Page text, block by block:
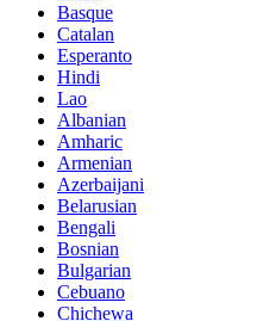
Basque
Catalan
Esperanto
Hindi
Lao
Albanian
Amharic
Armenian
Azerbaijani
Belarusian
Bengali
Bosnian
Bulgarian
Cebuano
Chichewa